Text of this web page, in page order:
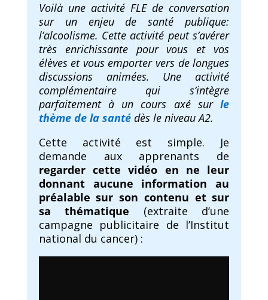
Voilà une activité FLE de conversation
sur un enjeu de santé publique:
l’alcoolisme. Cette activité peut s’avérer
très enrichissante pour vous et vos
élèves et vous emporter vers de longues
discussions animées. Une activité
complémentaire qui s’intègre
parfaitement à un cours axé surle
thème de la santédès le niveau A2.
Cette activité est simple. Je
demande aux apprenants de
regarder cette vidéo en ne leur
donnant aucune information au
préalable sur son contenu et sur
sa thématique (extraite d’une
campagne publicitaire de l’Institut
national du cancer) :